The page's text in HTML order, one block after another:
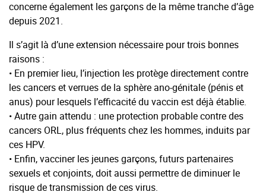
concerne également les garçons de la même tranche d’âge
depuis 2021.
Il s’agit là d’une extension nécessaire pour trois bonnes
raisons :
• En premier lieu, l’injection les protège directement contre
les cancers et verrues de la sphère ano-génitale (pénis et
anus) pour lesquels l’efficacité du vaccin est déjà établie.
• Autre gain attendu : une protection probable contre des
cancers ORL, plus fréquents chez les hommes, induits par
ces HPV.
• Enfin, vacciner les jeunes garçons, futurs partenaires
sexuels et conjoints, doit aussi permettre de diminuer le
risque de transmission de ces virus.